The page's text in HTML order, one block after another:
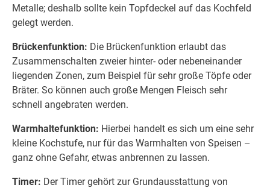
Metalle; deshalb sollte kein Topfdeckel auf das Kochfeld
gelegt werden.
Brückenfunktion: Die Brückenfunktion erlaubt das
Zusammenschalten zweier hinter- oder nebeneinander
liegenden Zonen, zum Beispiel für sehr große Töpfe oder
Bräter. So können auch große Mengen Fleisch sehr
schnell angebraten werden.
Warmhaltefunktion: Hierbei handelt es sich um eine sehr
kleine Kochstufe, nur für das Warmhalten von Speisen –
ganz ohne Gefahr, etwas anbrennen zu lassen.
Timer: Der Timer gehört zur Grundausstattung von